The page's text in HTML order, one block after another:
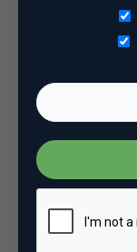
Als
behoort
scherpte en
Ronnie
congressen,
Daarnaast is
eigen stijl. Hij
switcht
scherpe